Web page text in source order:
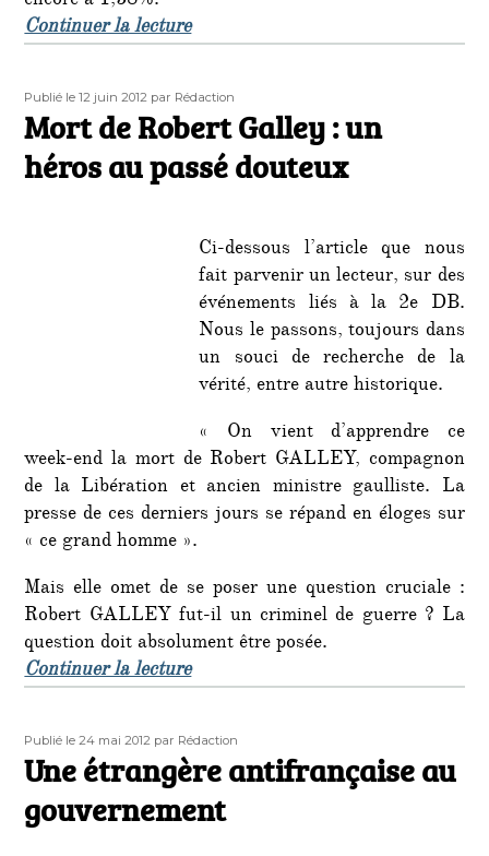
Continuer la lecturede « Grèce : nouvelle victoire des
Publié
le
Publié le 12 juin 2012 Auteur
par Rédaction
Mort de Robert Galley : un
héros au passé douteux
Ci-dessous l’article que nous
fait parvenir un lecteur, sur des
événements liés à la 2e DB.
Nous le passons, toujours dans
un souci de recherche de la
vérité, entre autre historique.
« On vient d’apprendre ce
week-end la mort de Robert GALLEY, compagnon
de la Libération et ancien ministre gaulliste. La
presse de ces derniers jours se répand en éloges sur
« ce grand homme ».
Mais elle omet de se poser une question cruciale :
Robert GALLEY fut-il un criminel de guerre ? La
question doit absolument être posée.
Continuer la lecturede « Mort de Robert Galley : un
Publié
le
Publié le 24 mai 2012 Auteur
par Rédaction
Une étrangère antifrançaise au
gouvernement